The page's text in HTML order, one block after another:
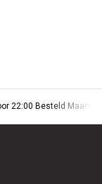
22:00 Besteld